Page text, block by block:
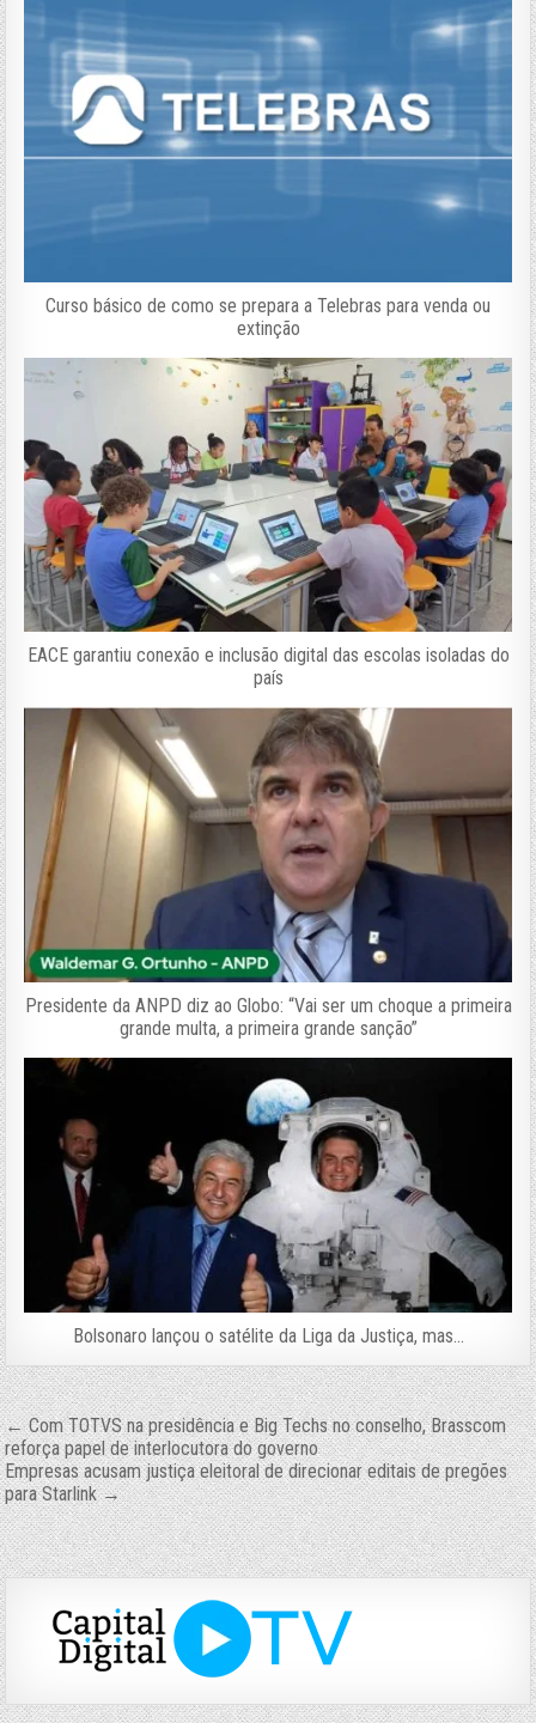
Curso básico de como se prepara a Telebras para venda ou
extinção
EACE garantiu conexão e inclusão digital das escolas isoladas do
país
Presidente da ANPD diz ao Globo: “Vai ser um choque a primeira
grande multa, a primeira grande sanção”
Bolsonaro lançou o satélite da Liga da Justiça, mas…
Navegação
de
Post
← Com TOTVS na presidência e Big Techs no conselho, Brasscom
reforça papel de interlocutora do governo
Empresas acusam justiça eleitoral de direcionar editais de pregões
para Starlink →